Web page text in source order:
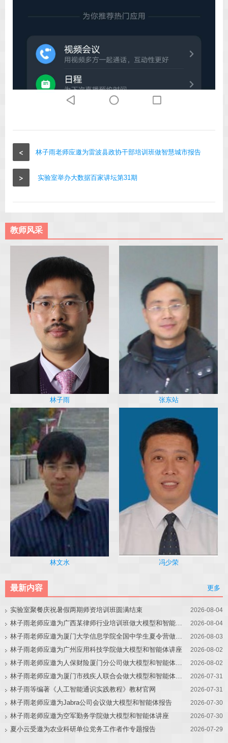
< 林子雨老师应邀为雷波县政协干部培训班做智慧城市报告
> 实验室举办大数据百家讲坛第31期
教师风采
林子雨 张东站
林文水 冯少荣
最新内容 更多
实验室聚餐庆祝暑假两期师资培训班圆满结束 2026-08-04
林子雨老师应邀为广西某律师行业培训班做大模型和智能体讲座 2026-08-04
林子雨老师应邀为厦门大学信息学院全国中学生夏令营做大模型讲座 2026-08-03
林子雨老师应邀为广州应用科技学院做大模型和智能体讲座 2026-08-02
林子雨老师应邀为人保财险厦门分公司做大模型和智能体讲座 2026-08-02
林子雨老师应邀为厦门市残疾人联合会做大模型和智能体讲座 2026-07-31
林子雨等编著《人工智能通识实践教程》教材官网 2026-07-31
林子雨老师应邀为Jabra公司会议做大模型和智能体报告 2026-07-30
林子雨老师应邀为空军勤务学院做大模型和智能体讲座 2026-07-30
夏小云受邀为农业科研单位党务工作者作专题报告 2026-07-29